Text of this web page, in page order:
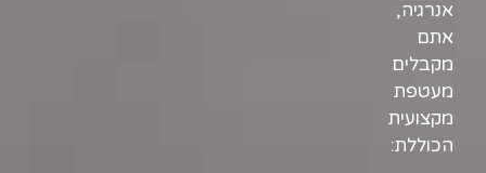
אנרגיה,
אתם
מקבלים
מעטפת
מקצועית
הכוללת: